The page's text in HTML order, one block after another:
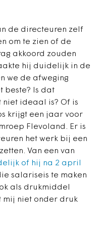
de directeuren zelf
om te zien of de
akkoord zouden
hij duidelijk in de
we de afweging
beste? Is dat
niet ideaal is? Of is
krijgt een jaar voor
Flevoland. Er is
het werk bij een
Van een van
of hij na 2 april
salariseis te maken
als drukmiddel
mij niet onder druk